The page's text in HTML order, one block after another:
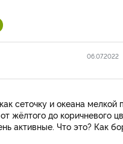
06.07.2022
сеточку и океана мелкой
жёлтого до коричневого
активные. Что это? Как